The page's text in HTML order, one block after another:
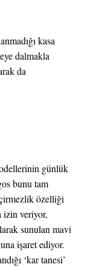
kasa
dalmakla
da
günlük
bunu tam
özelliği
izin veriyor,
sunulan mavi
işaret ediyor.
‘kar tanesi’